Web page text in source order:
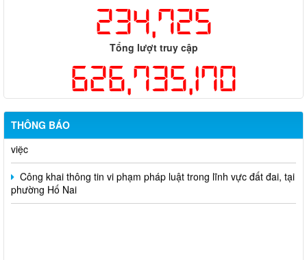
234,725
Tổng lượt truy cập
626,735,170
THÔNG BÁO
Thông báo tuyển chọn tổ chức và cá nhân chủ trì thực hiện
nhiệm vụ khoa học và công nghệ cấp thành phố sử dụng ngân
sách nhà nước đặt hàng thực hiện năm 2026 (đợt 1) lần 3
Kế hoạch Thông tin, tuyên truyền triển khai Kế hoạch Khám
sức khỏe định kỳ hoặc khám sàng lọc miễn phí ít nhất mỗi năm
một lần cho người dân trên địa bàn thành phố Đồng Nai
Hỗ trợ đăng tải thông tin hợp nhất, thay đổi địa chỉ trụ sở làm
việc
Công khai thông tin vi phạm pháp luật trong lĩnh vực đất đai, tại
phường Hố Nai